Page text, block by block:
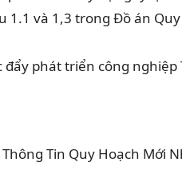
1.1 và 1,3 trong Đồ án
phát triển công
Tin Quy Hoạch Mới